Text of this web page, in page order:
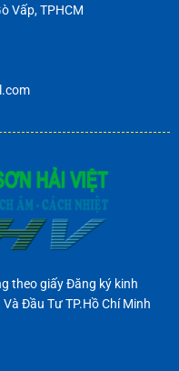
Vấp, TPHCM
theo giấy Đăng ký kinh
Đầu Tư TP.Hồ Chí Minh